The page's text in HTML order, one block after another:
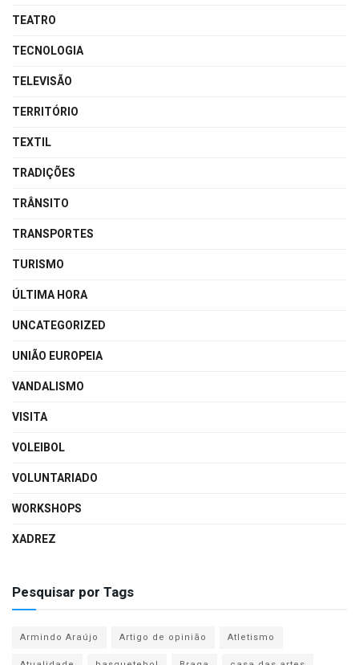
TEATRO
TECNOLOGIA
TELEVISÃO
TERRITÓRIO
TEXTIL
TRADIÇÕES
TRÂNSITO
TRANSPORTES
TURISMO
ÚLTIMA HORA
UNCATEGORIZED
UNIÃO EUROPEIA
VANDALISMO
VISITA
VOLEIBOL
VOLUNTARIADO
WORKSHOPS
XADREZ
Pesquisar por Tags
Armindo Araújo Artigo de opinião
Atletismo